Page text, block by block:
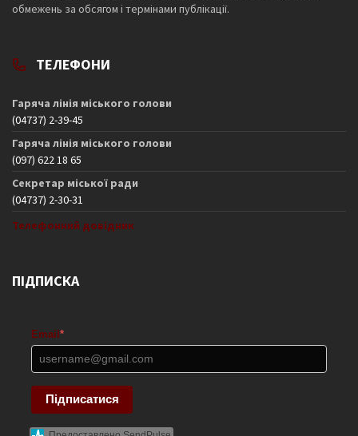
обмежень за обсягом і термінами публікації.
ТЕЛЕФОНИ
Гаряча лінія міського голови
(04737) 2-39-45
Гаряча лінія міського голови
(097) 622 18 65
Секретар міської ради
(04737) 2-30-31
Телефонний довідник
ПІДПИСКА
Email*
Підписатися